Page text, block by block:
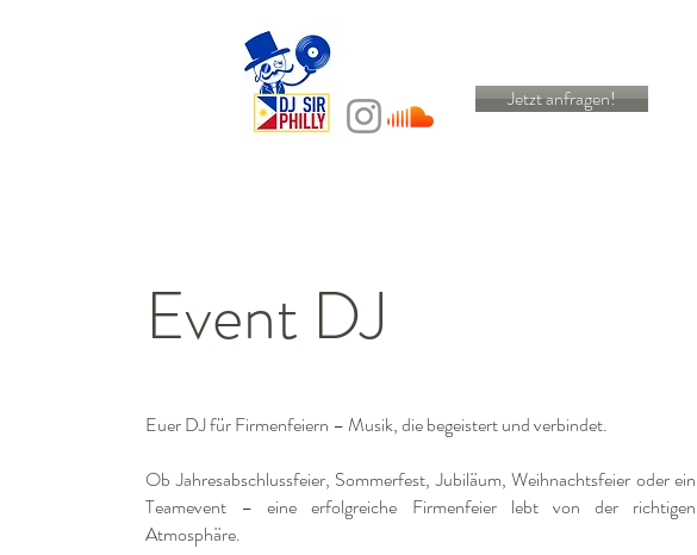
Jetzt anfragen!
Event DJ
Euer DJ für Firmenfeiern – Musik, die begeistert und verbindet.
Ob Jahresabschlussfeier, Sommerfest, Jubiläum, Weihnachtsfeier oder ein
Teamevent – eine erfolgreiche Firmenfeier lebt von der richtigen
Atmosphäre.